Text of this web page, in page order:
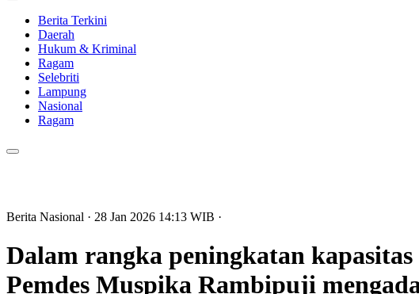
Berita Terkini
Daerah
Hukum & Kriminal
Ragam
Selebriti
Lampung
Nasional
Ragam
Berita Nasional · 28 Jan 2026 14:13 WIB ·
Dalam rangka peningkatan
Pemdes Muspika Rambipuji